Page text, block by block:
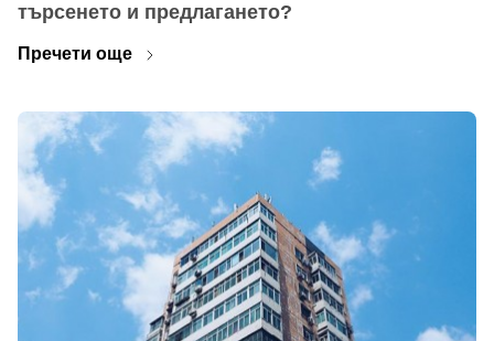
търсенето и предлагането?
Пречети още